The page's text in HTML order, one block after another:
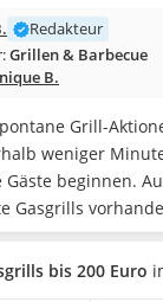
Elektrostart
Redakteur
Grillen & Barbecue
B.
Grill-
weniger
beginnen.
Gasgrills
besitzen die
den
bis 200 Euro